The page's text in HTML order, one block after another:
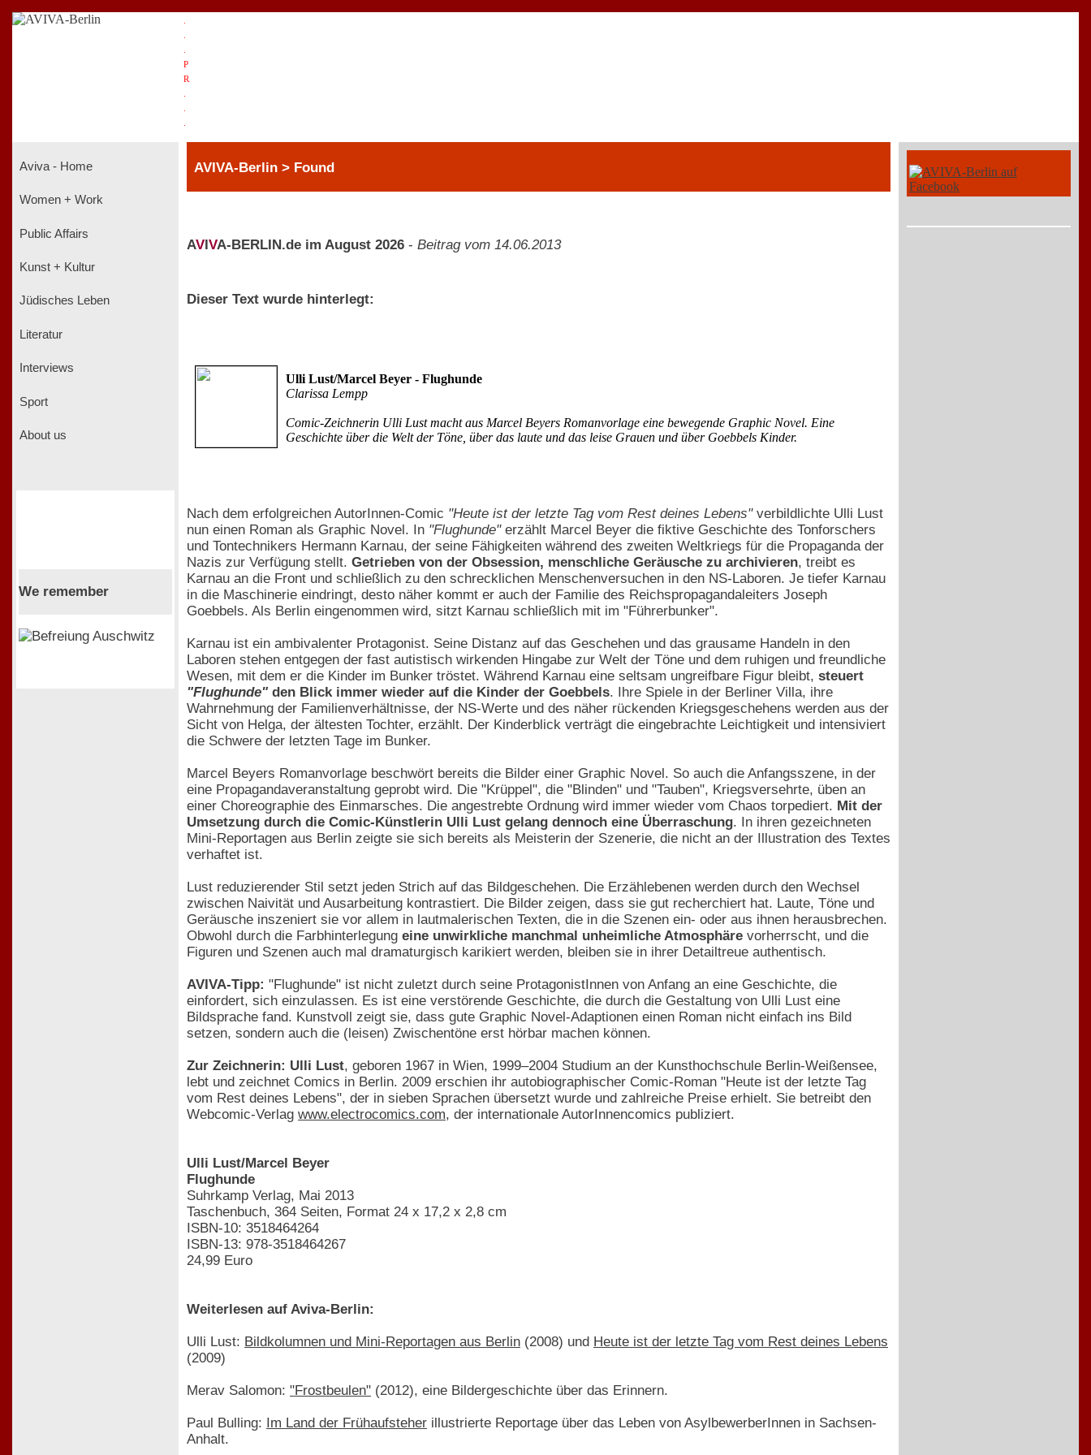
P
R
Aviva - Home
Women + Work
Public Affairs
Kunst + Kultur
Jüdisches Leben
Literatur
Interviews
Sport
About us
We remember
AVIVA-Berlin > Found
AV VA-BERLIN.de im August 2026 - Beitrag vom 14.06.2013
Dieser Text wurde hinterlegt:
Ulli Lust/Marcel Beyer - Flughunde
Clarissa Lempp
Comic-Zeichnerin Ulli Lust macht aus Marcel Beyers Romanvorlage eine bewegende Graphic Novel. Eine
Geschichte über die Welt der Töne, über das laute und das leise Grauen und über Goebbels Kinder.
Nach dem erfolgreichen AutorInnen-Comic "Heute ist der letzte Tag vom Rest deines Lebens"verbildlichte Ulli Lust
nun einen Roman als Graphic Novel. In "Flughunde"erzählt Marcel Beyer die fiktive Geschichte des Tonforschers
und Tontechnikers Hermann Karnau, der seine Fähigkeiten während des zweiten Weltkriegs für die Propaganda der
Nazis zur Verfügung stellt. Getrieben von der Obsession, menschliche Geräusche zu archivieren, treibt es
Karnau an die Front und schließlich zu den schrecklichen Menschenversuchen in den NS-Laboren. Je tiefer Karnau
in die Maschinerie eindringt, desto näher kommt er auch der Familie des Reichspropagandaleiters Joseph
Goebbels. Als Berlin eingenommen wird, sitzt Karnau schließlich mit im "Führerbunker".
Karnau ist ein ambivalenter Protagonist. Seine Distanz auf das Geschehen und das grausame Handeln in den
Laboren stehen entgegen der fast autistisch wirkenden Hingabe zur Welt der Töne und dem ruhigen und freundliche
Wesen, mit dem er die Kinder im Bunker tröstet. Während Karnau eine seltsam ungreifbare Figur bleibt, steuert
"Flughunde" den Blick immer wieder auf die Kinder der Goebbels. Ihre Spiele in der Berliner Villa, ihre
Wahrnehmung der Familienverhältnisse, der NS-Werte und des näher rückenden Kriegsgeschehens werden aus der
Sicht von Helga, der ältesten Tochter, erzählt. Der Kinderblick verträgt die eingebrachte Leichtigkeit und intensiviert
die Schwere der letzten Tage im Bunker.
Marcel Beyers Romanvorlage beschwört bereits die Bilder einer Graphic Novel. So auch die Anfangsszene, in der
eine Propagandaveranstaltung geprobt wird. Die "Krüppel", die "Blinden" und "Tauben", Kriegsversehrte, üben an
einer Choreographie des Einmarsches. Die angestrebte Ordnung wird immer wieder vom Chaos torpediert. Mit der
Umsetzung durch die Comic-Künstlerin Ulli Lust gelang dennoch eine Überraschung. In ihren gezeichneten
Mini-Reportagen aus Berlin zeigte sie sich bereits als Meisterin der Szenerie, die nicht an der Illustration des Textes
verhaftet ist.
Lust reduzierender Stil setzt jeden Strich auf das Bildgeschehen. Die Erzählebenen werden durch den Wechsel
zwischen Naivität und Ausarbeitung kontrastiert. Die Bilder zeigen, dass sie gut recherchiert hat. Laute, Töne und
Geräusche inszeniert sie vor allem in lautmalerischen Texten, die in die Szenen ein- oder aus ihnen herausbrechen.
Obwohl durch die Farbhinterlegung eine unwirkliche manchmal unheimliche Atmosphäre vorherrscht, und die
Figuren und Szenen auch mal dramaturgisch karikiert werden, bleiben sie in ihrer Detailtreue authentisch.
AVIVA-Tipp: "Flughunde" ist nicht zuletzt durch seine ProtagonistInnen von Anfang an eine Geschichte, die
einfordert, sich einzulassen. Es ist eine verstörende Geschichte, die durch die Gestaltung von Ulli Lust eine
Bildsprache fand. Kunstvoll zeigt sie, dass gute Graphic Novel-Adaptionen einen Roman nicht einfach ins Bild
setzen, sondern auch die (leisen) Zwischentöne erst hörbar machen können.
Zur Zeichnerin: Ulli Lust, geboren 1967 in Wien, 1999–2004 Studium an der Kunsthochschule Berlin-Weißensee,
lebt und zeichnet Comics in Berlin. 2009 erschien ihr autobiographischer Comic-Roman "Heute ist der letzte Tag
vom Rest deines Lebens", der in sieben Sprachen übersetzt wurde und zahlreiche Preise erhielt. Sie betreibt den
Webcomic-Verlag www.electrocomics.com, der internationale AutorInnencomics publiziert.
Ulli Lust/Marcel Beyer
Flughunde
Suhrkamp Verlag, Mai 2013
Taschenbuch, 364 Seiten, Format 24 x 17,2 x 2,8 cm
ISBN-10: 3518464264
ISBN-13: 978-3518464267
24,99 Euro
Weiterlesen auf Aviva-Berlin:
Ulli Lust: Bildkolumnen und Mini-Reportagen aus Berlin (2008) und Heute ist der letzte Tag vom Rest deines Lebens
(2009)
Merav Salomon: "Frostbeulen" (2012), eine Bildergeschichte über das Erinnern.
Paul Bulling: Im Land der Frühaufsteher illustrierte Reportage über das Leben von AsylbewerberInnen in Sachsen-
Anhalt.